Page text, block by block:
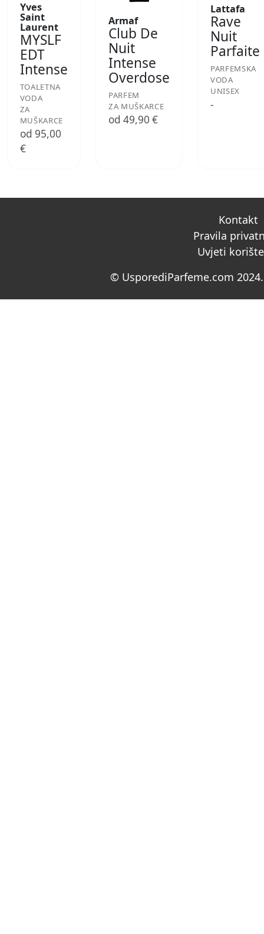
Yves
Saint
Laurent
MYSLF
EDT
Intense
TOALETNA
VODA
ZA
MUŠKARCE
od 95,00
€
Armaf
Club De
Nuit
Intense
Overdose
PARFEM
ZA MUŠKARCE
od 49,90 €
Lattafa
Rave
Nuit
Parfaite
PARFEMSKA
VODA
UNISEX
-
Kontakt
Pravila
Uvjeti
© UsporediParfeme.com